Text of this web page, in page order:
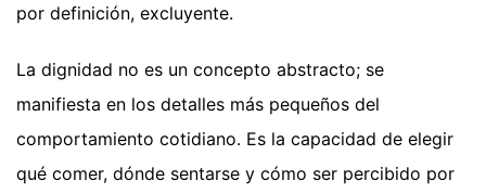
por definición, excluyente.
La dignidad no es un concepto abstracto; se
manifiesta en los detalles más pequeños del
comportamiento cotidiano. Es la capacidad de elegir
qué comer, dónde sentarse y cómo ser percibido por